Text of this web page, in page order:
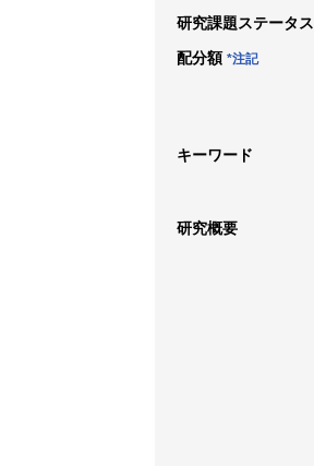
研究課題ステータス
配分額 *注記
キーワード
研究概要